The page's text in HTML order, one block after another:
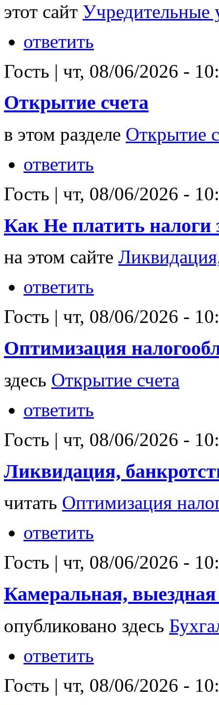
этот сайт Учредительные
ответить
Гость | чт, 08/06/2026 -
Открытие счета
в этом разделе Открытие
ответить
Гость | чт, 08/06/2026 -
Как Не платить налоги
на этом сайте
ответить
Гость | чт, 08/06/2026 -
Оптимизация
здесь Открытие счета
ответить
Гость | чт, 08/06/2026 -
Ликвидация,
читать Оптимизация
ответить
Гость | чт, 08/06/2026 -
Камеральная,
опубликовано здесь
ответить
Гость | чт, 08/06/2026 -